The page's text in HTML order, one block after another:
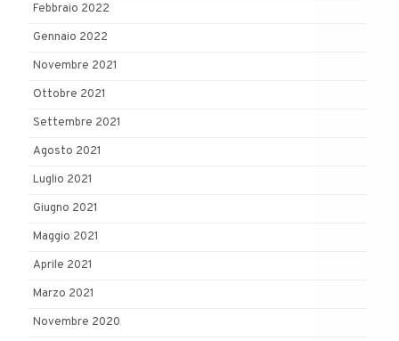
Febbraio 2022
Gennaio 2022
Novembre 2021
Ottobre 2021
Settembre 2021
Agosto 2021
Luglio 2021
Giugno 2021
Maggio 2021
Aprile 2021
Marzo 2021
Novembre 2020